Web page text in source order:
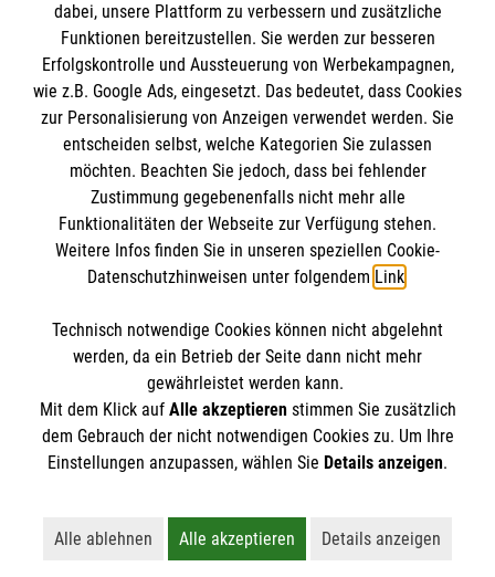
BIC: GENODED 1PA7
Newsletter abonnieren
Cookies verwalten|AGB|Impressum|Datenschutz
Barrierefreiheit |Kontakt| Sharepoint|Mediathek
dabei, unsere Plattform zu verbessern und zusätzliche
Funktionen bereitzustellen. Sie werden zur besseren
Erfolgskontrolle und Aussteuerung von Werbekampagnen,
wie z.B. Google Ads, eingesetzt. Das bedeutet, dass Cookies
zur Personalisierung von Anzeigen verwendet werden. Sie
entscheiden selbst, welche Kategorien Sie zulassen
möchten. Beachten Sie jedoch, dass bei fehlender
Zustimmung gegebenenfalls nicht mehr alle
Funktionalitäten der Webseite zur Verfügung stehen.
Weitere Infos finden Sie in unseren speziellen Cookie-
Datenschutzhinweisen unter folgendem Link.
Technisch notwendige Cookies können nicht abgelehnt
werden, da ein Betrieb der Seite dann nicht mehr
gewährleistet werden kann.
Mit dem Klick auf Alle akzeptierenstimmen Sie zusätzlich
dem Gebrauch der nicht notwendigen Cookies zu. Um Ihre
Einstellungen anzupassen, wählen Sie Details anzeigen.
Alle ablehnen
Lehnt alle nicht-essentiellen Cookies ab
Alle akzeptieren
Akzeptiert alle Cookies
Details anzeigen